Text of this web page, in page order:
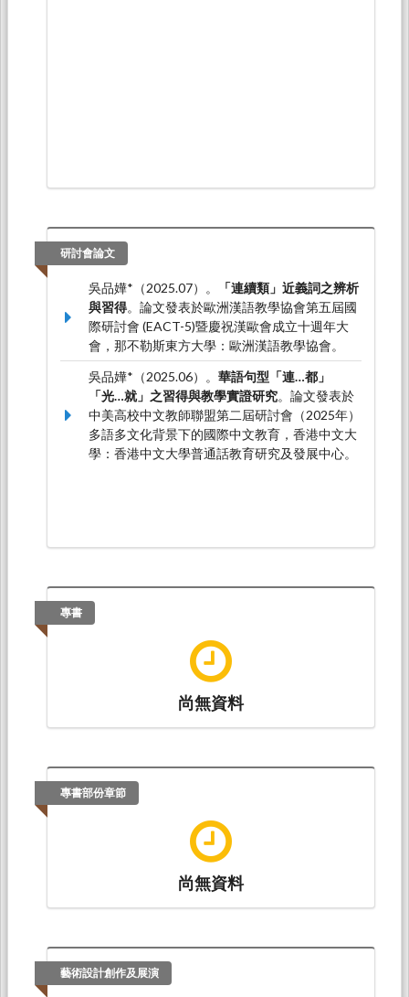
研討會論文
吳品嬅*（2025.07）。
「連續類」近義詞之辨析
與習得。論文發表於歐洲漢語教學協會第五屆國
際研討會 (EACT-5)暨慶祝漢歐會成立十週年大
會，那不勒斯東方大學：歐洲漢語教學協會。
吳品嬅*（2025.06）。 華語句型「連…都」
「光…就」之習得與教學實證研究。論文發表於
中美高校中文教師聯盟第二屆研討會（2025年）
多語多文化背景下的國際中文教育，香港中文大
學：香港中文大學普通話教育研究及發展中心。
專書
尚無資料
專書部份章節
尚無資料
藝術設計創作及展演